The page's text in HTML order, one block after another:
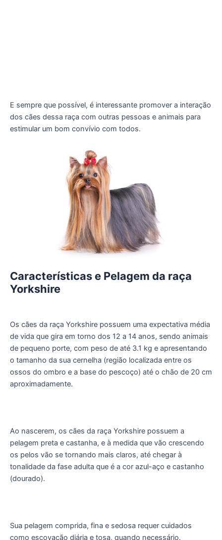
E sempre que possível, é interessante promover a interação
dos cães dessa raça com outras pessoas e animais para
estimular um bom convívio com todos.
Características e Pelagem da raça
Yorkshire
Os cães da raça Yorkshire possuem uma expectativa média
de vida que gira em torno dos 12 a 14 anos, sendo animais
de pequeno porte, com peso de até 3.1 kg e apresentando
o tamanho da sua cernelha (região localizada entre os
ossos do ombro e a base do pescoço) até o chão de 20 cm
aproximadamente.
Ao nascerem, os cães da raça Yorkshire possuem a
pelagem preta e castanha, e à medida que vão crescendo
os pelos vão se tornando mais claros, até chegar à
tonalidade da fase adulta que é a cor azul-aço e castanho
(dourado).
Sua pelagem comprida, fina e sedosa requer cuidados
como escovação diária e tosa, quando necessário.